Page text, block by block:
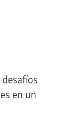
en un